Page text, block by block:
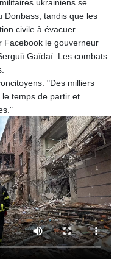
ukrainiens se
Donbass, tandis que les
civile à évacuer.
Facebook le gouverneur
Gaïdaï. Les combats
"Des milliers
temps de partir et